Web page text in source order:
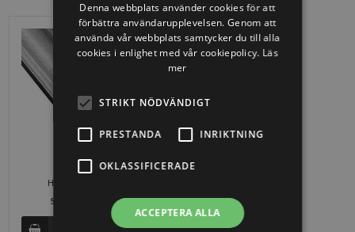
Handledare i smidesjärn
SEK 686,25
Denna webbplats använder cookies för att
förbättra användarupplevelsen. Genom att
använda vår webbplats samtycker du till alla
cookies i enlighet med vår cookiepolicy. Läs
mer
STRIKT NÖDVÄNDIGT
PRESTANDA INRIKTNING
OKLASSIFICERADE
ACCEPTERA ALLA